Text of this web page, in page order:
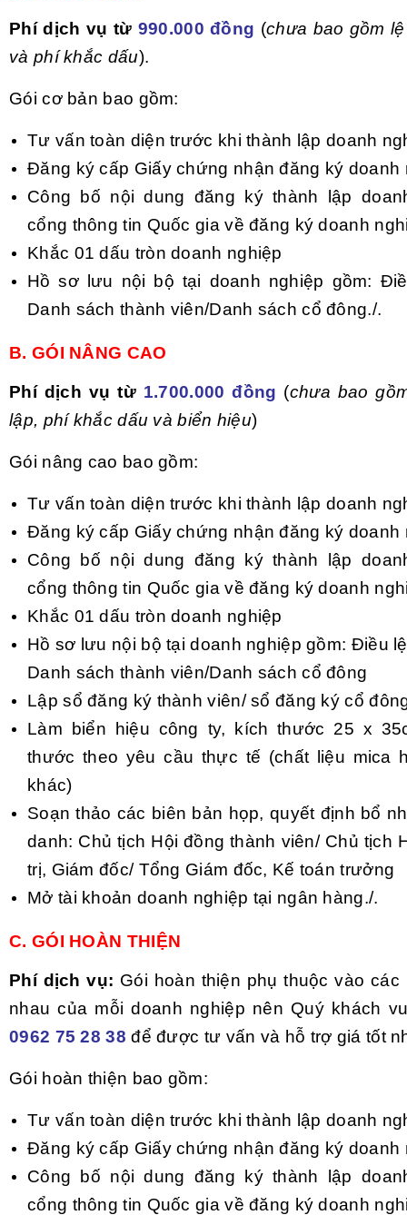
Phí dịch vụ từ 990.000 đồng (chưa bao gồm
và phí khắc dấu).
Gói cơ bản bao gồm:
Tư vấn toàn diện trước khi thành lập doanh
Đăng ký cấp Giấy chứng nhận đăng ký doanh
Công bố nội dung đăng ký thành lập
cổng thông tin Quốc gia về đăng ký doanh
Khắc 01 dấu tròn doanh nghiệp
Hồ sơ lưu nội bộ tại doanh nghiệp gồm:
Danh sách thành viên/Danh sách cổ đông./.
B. GÓI NÂNG CAO
Phí dịch vụ từ 1.700.000 đồng (chưa bao
lập, phí khắc dấu và biển hiệu)
Gói nâng cao bao gồm:
Tư vấn toàn diện trước khi thành lập doanh
Đăng ký cấp Giấy chứng nhận đăng ký doanh
Công bố nội dung đăng ký thành lập
cổng thông tin Quốc gia về đăng ký doanh
Khắc 01 dấu tròn doanh nghiệp
Hồ sơ lưu nội bộ tại doanh nghiệp gồm: Điều
Danh sách thành viên/Danh sách cổ đông
Lập sổ đăng ký thành viên/ sổ đăng ký cổ
Làm biển hiệu công ty, kích thước 25 x
thước theo yêu cầu thực tế (chất liệu mica
khác)
Soạn thảo các biên bản họp, quyết định bổ
danh: Chủ tịch Hội đồng thành viên/ Chủ tịch
trị, Giám đốc/ Tổng Giám đốc, Kế toán trưởng
Mở tài khoản doanh nghiệp tại ngân hàng./.
C. GÓI HOÀN THIỆN
Phí dịch vụ: Gói hoàn thiện phụ thuộc vào các
nhau của mỗi doanh nghiệp nên Quý khách
0962 75 28 38để được tư vấn và hỗ trợ giá tốt
Gói hoàn thiện bao gồm:
Tư vấn toàn diện trước khi thành lập doanh
Đăng ký cấp Giấy chứng nhận đăng ký doanh
Công bố nội dung đăng ký thành lập
cổng thông tin Quốc gia về đăng ký doanh